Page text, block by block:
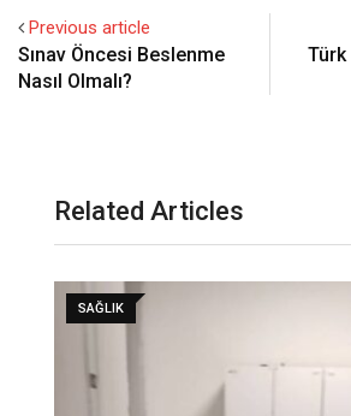
Previous article
Sınav Öncesi Beslenme
Nasıl Olmalı?
Türk
Related Articles
SAĞLIK